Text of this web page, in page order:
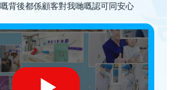
背後都係顧客對我哋嘅認可同安心